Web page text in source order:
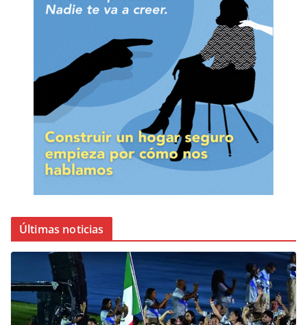
Últimas noticias